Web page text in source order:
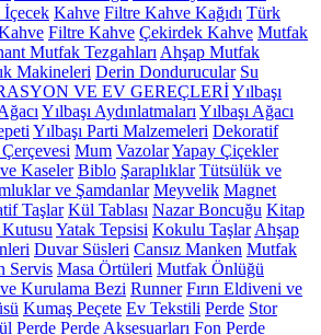
İçecek Kahve Filtre Kahve Kağıdı Türk
Filtre Kahve Çekirdek Kahve Mutfak
Mutfak Tezgahları Ahşap Mutfak
Makineleri Derin Dondurucular Su
VE EV GEREÇLERİYılbaşı
Yılbaşı Aydınlatmaları Yılbaşı Ağacı
Yılbaşı Parti Malzemeleri Dekoratif
Mum VazolarYapay Çiçekler
Kaseler Biblo Şaraplıklar Tütsülük ve
ve Şamdanlar Meyvelik Magnet
Taşlar Kül Tablası Nazar Boncuğu Kitap
Yatak Tepsisi Kokulu Taşlar Ahşap
Duvar Süsleri Cansız Manken Mutfak
Servis Masa Örtüleri Mutfak Önlüğü
Kurulama Bezi Runner Fırın Eldiveni ve
Kumaş Peçete Ev Tekstili Perde Stor
Perde Perde Aksesuarları Fon Perde